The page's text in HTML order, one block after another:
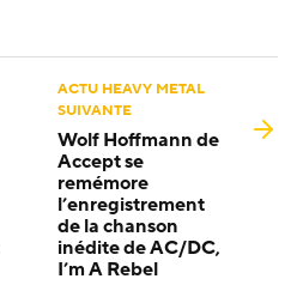
ACTU HEAVY METAL
SUIVANTE
Wolf Hoffmann de
Accept se
remémore
l’enregistrement
de la chanson
inédite de AC/DC,
I’m A Rebel